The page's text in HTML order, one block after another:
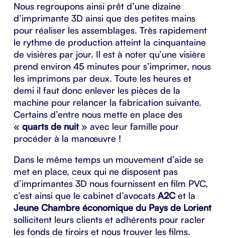
Nous regroupons ainsi prêt d’une dizaine
d’imprimante 3D ainsi que des petites mains
pour réaliser les assemblages. Très rapidement
le rythme de production atteint la cinquantaine
de visières par jour. Il est à noter qu’une visière
prend environ 45 minutes pour s’imprimer, nous
les imprimons par deux. Toute les heures et
demi il faut donc enlever les pièces de la
machine pour relancer la fabrication suivante.
Certains d’entre nous mette en place des
« quarts de nuit» avec leur famille pour
procéder à la manœuvre !
Dans le même temps un mouvement d’aide se
met en place, ceux qui ne disposent pas
d’imprimantes 3D nous fournissent en film PVC,
c’est ainsi que le cabinet d’avocats A2Cet la
Jeune Chambre économique du Pays de Lorient
sollicitent leurs clients et adhérents pour racler
les fonds de tiroirs et nous trouver les films.